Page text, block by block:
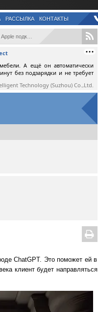
РАССЫЛКА КОНТАКТЫ
И...
А ещё он автоматически
без подзарядки и не требует
Technology (Suzhou) Co.,Ltd.
ChatGPT. Это поможет ей в
клиент будет направляться